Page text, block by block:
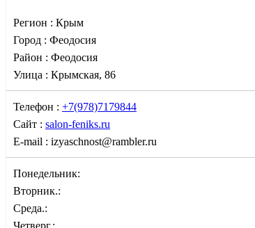
Регион : Крым
Город : Феодосия
Район : Феодосия
Улица : Крымская, 86
Телефон : +7(978)7179844
Сайт : salon-feniks.ru
E-mail : izyaschnost@rambler.ru
Понедельник:
Вторник.:
Среда.:
Четверг.: